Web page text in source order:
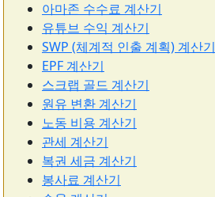
아마존 수수료 계산기
유튜브 수익 계산기
SWP (체계적 인출 계획) 계산기
EPF 계산기
스크랩 골드 계산기
원유 변환 계산기
노동 비용 계산기
관세 계산기
복권 세금 계산기
봉사료 계산기